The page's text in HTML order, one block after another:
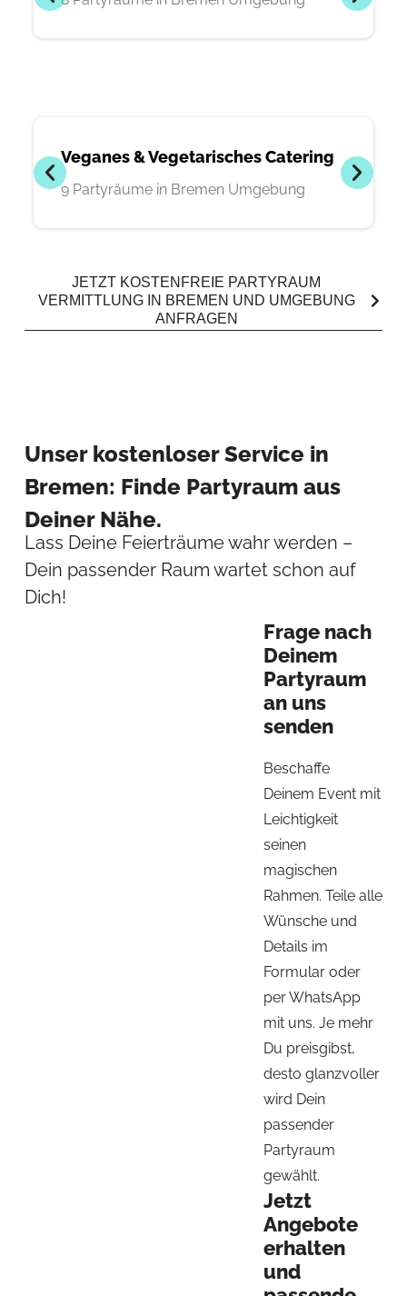
Veganes & Vegetarisches Catering
9 Partyräume in Bremen Umgebung
JETZT KOSTENFREIE PARTYRAUM
VERMITTLUNG IN BREMEN UND UMGEBUNG
ANFRAGEN
Unser kostenloser Service in
Bremen: Finde Partyraum aus
Deiner Nähe.
Lass Deine Feierträume wahr werden –
Dein passender Raum wartet schon auf
Dich!
Frage nach
Deinem
Partyraum
an uns
senden
Beschaffe
Deinem Event mit
Leichtigkeit
seinen
magischen
Rahmen. Teile alle
Wünsche und
Details im
Formular oder
per WhatsApp
mit uns. Je mehr
Du preisgibst,
desto glanzvoller
wird Dein
passender
Partyraum
gewählt.
Jetzt
Angebote
erhalten
und